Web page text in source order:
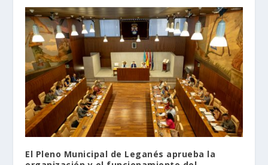
El Pleno Municipal de Leganés aprueba la